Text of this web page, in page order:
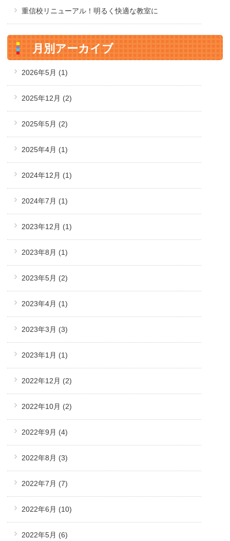
重信校リニューアル！明るく快適な教室に
月別アーカイブ
2026年5月 (1)
2025年12月 (2)
2025年5月 (2)
2025年4月 (1)
2024年12月 (1)
2024年7月 (1)
2023年12月 (1)
2023年8月 (1)
2023年5月 (2)
2023年4月 (1)
2023年3月 (3)
2023年1月 (1)
2022年12月 (2)
2022年10月 (2)
2022年9月 (4)
2022年8月 (3)
2022年7月 (7)
2022年6月 (10)
2022年5月 (6)